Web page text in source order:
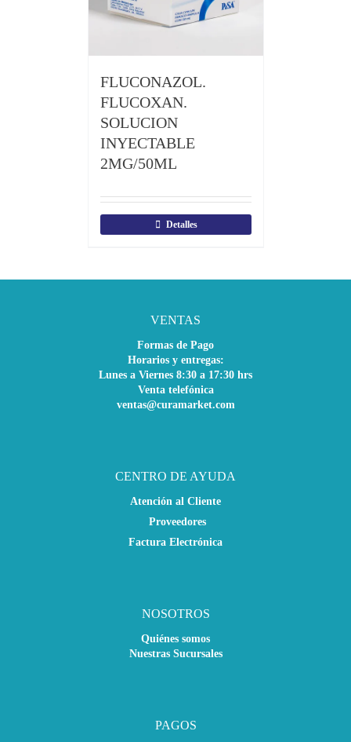
FLUCONAZOL.
FLUCOXAN.
SOLUCION
INYECTABLE
2MG/50ML
Detalles
VENTAS
Formas de Pago
Horarios y entregas:
Lunes a Viernes 8:30 a 17:30 hrs
Venta telefónica
ventas@curamarket.com
CENTRO DE AYUDA
Atención al Cliente
Proveedores
Factura Electrónica
NOSOTROS
Quiénes somos
Nuestras Sucursales
PAGOS